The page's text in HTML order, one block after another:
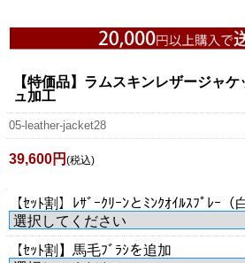
【特価品】ラムスキンレザージャ
ュ加工
05-leather-jacket28
39,600円 (税込)
【ｾｯﾄ割】ﾚｻﾞｰｸﾘｰﾝとﾐﾝｸｵｲﾙｽﾌﾟﾚｰ（
【ｾｯﾄ割】馬毛ﾌﾞﾗｼを追加